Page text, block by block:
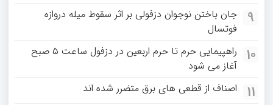
9
جان باختن نوجوان دزفولی بر اثر سقوط میله دروازه
فوتسال
10
راهپیمایی حرم تا حرم اربعین در دزفول ساعت ۵ صبح
آغاز می شود
11 اصناف از قطعی های برق متضرر شده اند